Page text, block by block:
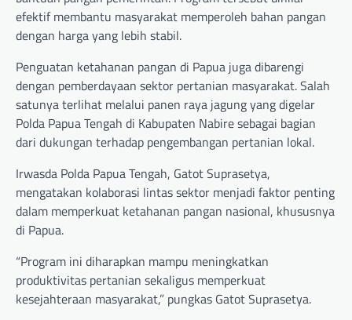
efektif membantu masyarakat memperoleh bahan pangan
dengan harga yang lebih stabil.
Penguatan ketahanan pangan di Papua juga dibarengi
dengan pemberdayaan sektor pertanian masyarakat. Salah
satunya terlihat melalui panen raya jagung yang digelar
Polda Papua Tengah di Kabupaten Nabire sebagai bagian
dari dukungan terhadap pengembangan pertanian lokal.
Irwasda Polda Papua Tengah, Gatot Suprasetya,
mengatakan kolaborasi lintas sektor menjadi faktor penting
dalam memperkuat ketahanan pangan nasional, khususnya
di Papua.
“Program ini diharapkan mampu meningkatkan
produktivitas pertanian sekaligus memperkuat
kesejahteraan masyarakat,” pungkas Gatot Suprasetya.